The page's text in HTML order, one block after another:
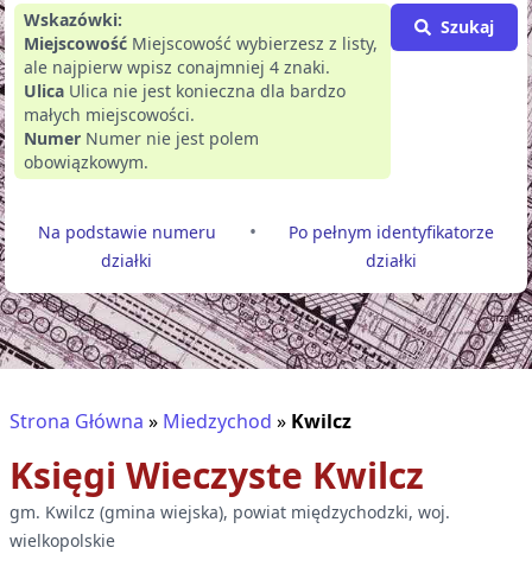
Wskazówki:
Miejscowość Miejscowość wybierzesz z listy,
ale najpierw wpisz conajmniej 4 znaki.
Ulica Ulica nie jest konieczna dla bardzo
małych miejscowości.
Numer Numer nie jest polem
obowiązkowym.
Szukaj
Na podstawie numeru
działki
•
Po pełnym identyfikatorze
działki
Strona Główna » Miedzychod » Kwilcz
Księgi Wieczyste Kwilcz
gm. Kwilcz (gmina wiejska), powiat międzychodzki, woj.
wielkopolskie